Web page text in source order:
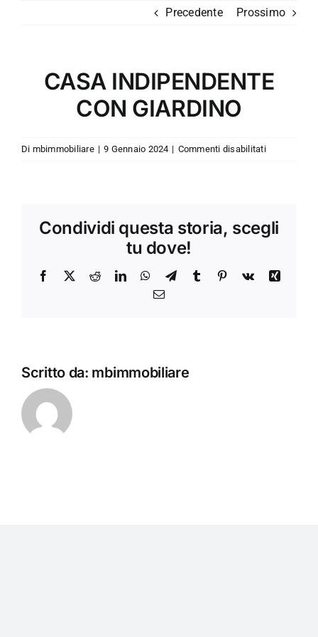
Precedente Prossimo
CASA INDIPENDENTE
CON GIARDINO
Di mbimmobiliare | 9 Gennaio 2024 | Commenti disabilitatisu
Condividi questa storia, scegli
tu dove!
Facebook
X RedditLinkedInWhatsApp
TelegramTumblr Pinterest
Vk
Xing
Email
Scritto da: mbimmobiliare